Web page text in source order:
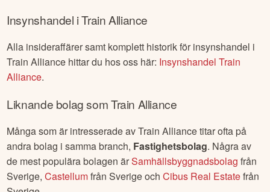
Insynshandel iTrain Alliance
Alla insideraffärer samt komplett historik för insynshandel i
Train Alliance hittar du hos oss här: InsynshandelTrain
Alliance.
Liknande bolag somTrain Alliance
Många som är intresserade avTrain Alliancetitar ofta på
andra bolag i samma branch, Fastighetsbolag. Några av
de mest populära bolagen ärSamhällsbyggnadsbolag från
Sverige,CastellumfrånSverigeochCibus Real Estatefrån